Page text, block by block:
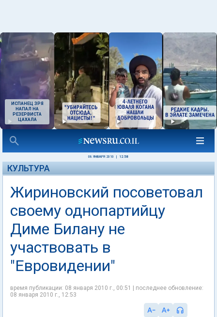
ИСПАНЕЦ ЗРЯ
НАПАЛ НА
РЕЗЕРВИСТА
ЦАХАЛА
08 ЯНВАРЯ 2010 12:58
КУЛЬТУРА
Жириновский посоветовал
своему однопартийцу
Диме Билану не
участвовать в
"Евровидении"
время публикации: 08 января 2010 г., 00:51 | последнее обновление:
08 января 2010 г., 12:53